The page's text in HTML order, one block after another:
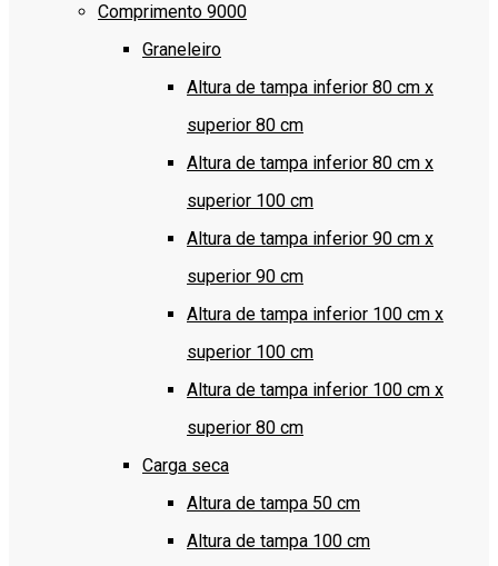
Comprimento 9000
Graneleiro
Altura de tampa inferior 80 cm x
superior 80 cm
Altura de tampa inferior 80 cm x
superior 100 cm
Altura de tampa inferior 90 cm x
superior 90 cm
Altura de tampa inferior 100 cm x
superior 100 cm
Altura de tampa inferior 100 cm x
superior 80 cm
Carga seca
Altura de tampa 50 cm
Altura de tampa 100 cm